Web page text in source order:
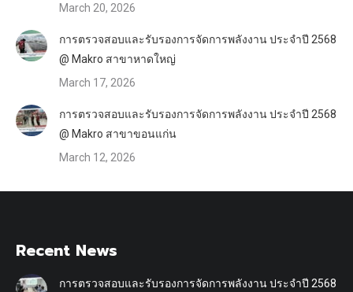
March 20, 2026
การตรวจสอบและรับรองการจัดการพลังงาน ประจำปี 2568
@ Makro สาขาหาดใหญ่
March 17, 2026
การตรวจสอบและรับรองการจัดการพลังงาน ประจำปี 2568
@ Makro สาขาขอนแก่น
March 12, 2026
Recent News
การตรวจสอบและรับรองการจัดการพลังงาน ประจำปี 2568